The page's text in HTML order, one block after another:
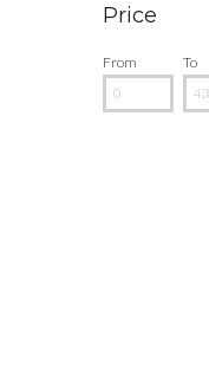
Price
From To